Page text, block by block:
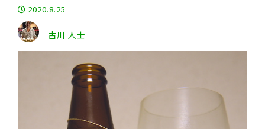
2020.8.25
古川 人士